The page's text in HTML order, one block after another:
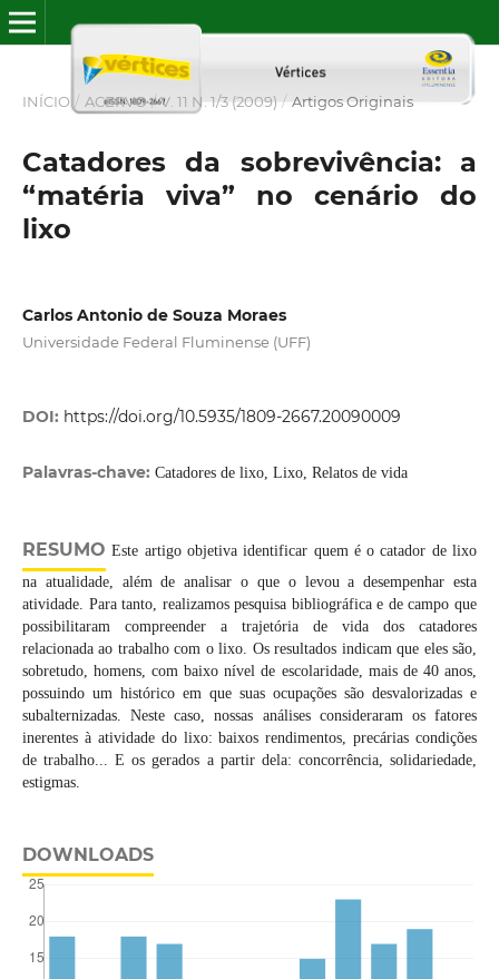
INÍCIO / ACERVO / V. 11 N. 1/3 (2009) / Artigos Originais
Catadores da sobrevivência: a
“matéria viva” no cenário do
lixo
Carlos Antonio de Souza Moraes
Universidade Federal Fluminense (UFF)
DOI: https://doi.org/10.5935/1809-2667.20090009
Palavras-chave: Catadores de lixo, Lixo, Relatos de vida
RESUMO Este artigo objetiva identificar quem é o catador de lixo
na atualidade, além de analisar o que o levou a desempenhar esta
atividade. Para tanto, realizamos pesquisa bibliográfica e de campo que
possibilitaram compreender a trajetória de vida dos catadores
relacionada ao trabalho com o lixo. Os resultados indicam que eles são,
sobretudo, homens, com baixo nível de escolaridade, mais de 40 anos,
possuindo um histórico em que suas ocupações são desvalorizadas e
subalternizadas. Neste caso, nossas análises consideraram os fatores
inerentes à atividade do lixo: baixos rendimentos, precárias condições
de trabalho... E os gerados a partir dela: concorrência, solidariedade,
estigmas.
DOWNLOADS